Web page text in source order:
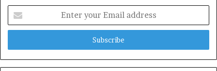
your
Email